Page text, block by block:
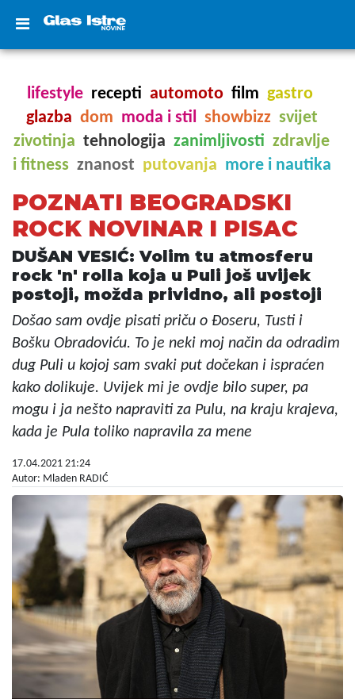
lifestyle recepti automoto film gastro
glazba dom moda i stil showbizz svijet
zivotinja tehnologija zanimljivosti zdravlje
i fitness znanost putovanja more i nautika
POZNATI BEOGRADSKI
ROCK NOVINAR I PISAC
DUŠAN VESIĆ: Volim tu atmosferu
rock 'n' rolla koja u Puli još uvijek
postoji, možda prividno, ali postoji
Došao sam ovdje pisati priču o Đoseru, Tusti i
Bošku Obradoviću. To je neki moj način da odradim
dug Puli u kojoj sam svaki put dočekan i ispraćen
kako dolikuje. Uvijek mi je ovdje bilo super, pa
mogu i ja nešto napraviti za Pulu, na kraju krajeva,
kada je Pula toliko napravila za mene
17.04.2021 21:24
Autor: Mladen RADIĆ